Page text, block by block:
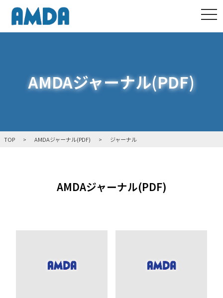
AMDAジャーナル(PDF)
TOP AMDAジャーナル(PDF) ジャーナル
AMDAジャーナル(PDF)